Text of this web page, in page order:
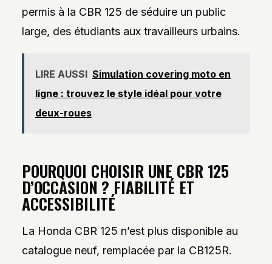
permis à la CBR 125 de séduire un public
large, des étudiants aux travailleurs urbains.
LIRE AUSSI Simulation covering moto en
ligne : trouvez le style idéal pour votre
deux-roues
POURQUOI CHOISIR UNE CBR 125
D’OCCASION ? FIABILITÉ ET
ACCESSIBILITÉ
La Honda CBR 125 n’est plus disponible au
catalogue neuf, remplacée par la CB125R.